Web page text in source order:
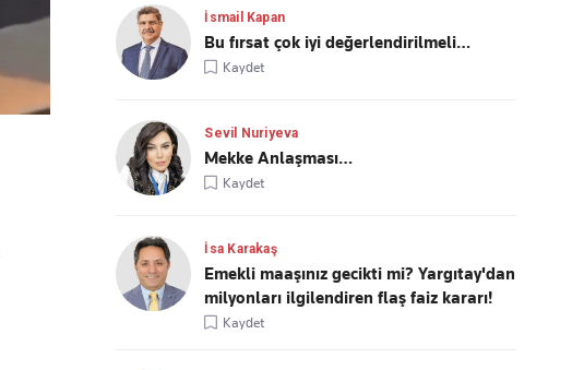
İsmail Kapan
Bu fırsat çok iyi değerlendirilmeli…
Kaydet
Sevil Nuriyeva
Mekke Anlaşması…
Kaydet
İsa Karakaş
Emekli maaşınız gecikti mi? Yargıtay'dan
milyonları ilgilendiren flaş faiz kararı!
Kaydet